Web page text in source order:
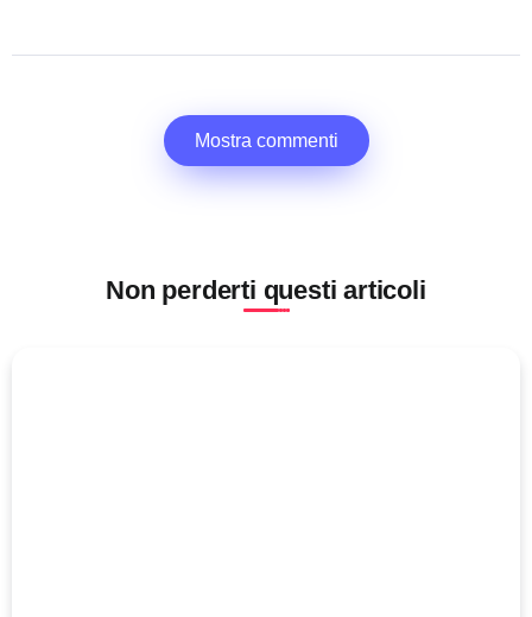
Mostra commenti
Non perderti questi articoli